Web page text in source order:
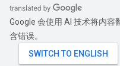
Google 会使用 AI 技术将内
含错误。